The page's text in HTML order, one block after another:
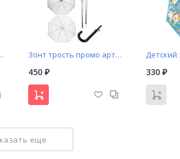
чёрной окантовкой Зонт трость промо арт. L18 прозрачный купол два цвета ручки
450 ₽ 330₽
NEW!
еще